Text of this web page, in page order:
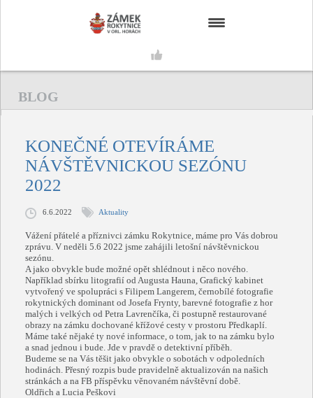
FOTOGALERIE
O NÁS
BLOG
KONEČNÉ OTEVÍRÁME
NÁVŠTĚVNICKOU SEZÓNU
2022
6.6.2022 Aktuality
Vážení přátelé a příznivci zámku Rokytnice, máme pro Vás dobrou
zprávu. V neděli 5.6 2022 jsme zahájili letošní návštěvnickou
sezónu.
A jako obvykle bude možné opět shlédnout i něco nového.
Například sbírku litografií od Augusta Hauna, Grafický kabinet
vytvořený ve spolupráci s Filipem Langerem, černobílé fotografie
rokytnických dominant od Josefa Frynty, barevné fotografie z hor
malých i velkých od Petra Lavrenčíka, či postupně restaurované
obrazy na zámku dochované křížové cesty v prostoru Předkaplí.
Máme také nějaké ty nové informace, o tom, jak to na zámku bylo
a snad jednou i bude. Jde v pravdě o detektivní příběh.
Budeme se na Vás těšit jako obvykle o sobotách v odpoledních
hodinách. Přesný rozpis bude pravidelně aktualizován na našich
stránkách a na FB příspěvku věnovaném návštěvní době.
Oldřich a Lucia Peškovi